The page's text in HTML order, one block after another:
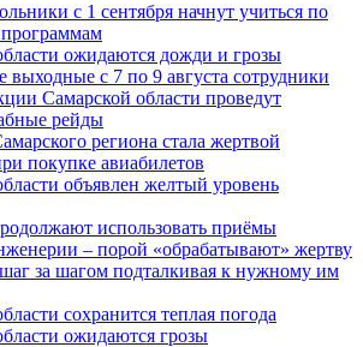
с 1 сентября начнут учиться по
ожидаются дожди и грозы
выходные с 7 по 9 августа сотрудники
Самарской области проведут
рейды
региона стала жертвой
покупке авиабилетов
объявлен желтый уровень
использовать приёмы
– порой «обрабатывают» жертву
за шагом подталкивая к нужному им
сохранится теплая погода
ожидаются грозы